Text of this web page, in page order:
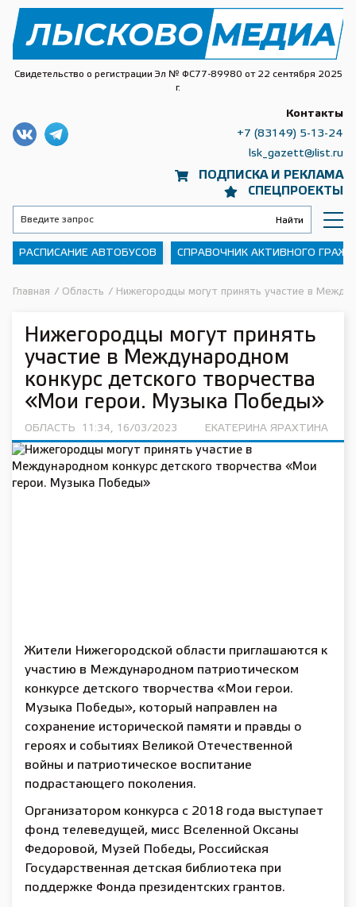
Свидетельство о регистрации Эл № ФС77-89980 от 22 сентября 2025
г.
ПОДПИСКА И РЕКЛАМА
СПЕЦПРОЕКТЫ
Контакты
+7 (83149) 5-13-24
lsk_gazett@list.ru
РАСПИСАНИЕ АВТОБУСОВ СПРАВОЧНИК АКТИВНОГО
Главная / Область / Нижегородцы могут принять участие в
Нижегородцы могут принять
участие в Международном
конкурс детского творчества
«Мои герои. Музыка Победы»
ОБЛАСТЬ 11:34, 16/03/2023 ЕКАТЕРИНА ЯРАХТИНА
Жители Нижегородской области приглашаются к
участию в Международном патриотическом
конкурсе детского творчества «Мои герои.
Музыка Победы», который направлен на
сохранение исторической памяти и правды о
героях и событиях Великой Отечественной
войны и патриотическое воспитание
подрастающего поколения.
Организатором конкурса с 2018 года выступает
фонд телеведущей, мисс Вселенной Оксаны
Федоровой, Музей Победы, Российская
Государственная детская библиотека при
поддержке Фонда президентских грантов.